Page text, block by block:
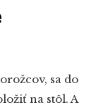
sa do
na stôl. A